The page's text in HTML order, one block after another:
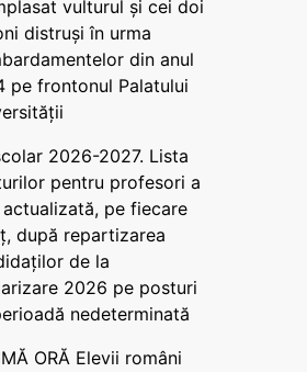
vulturul și cei doi
distruși în urma
din anul
pe frontonul Palatului
2026-2027. Lista
pentru profesori a
pe fiecare
după repartizarea
de la
2026 pe posturi
nedeterminată
ORĂ Elevii români